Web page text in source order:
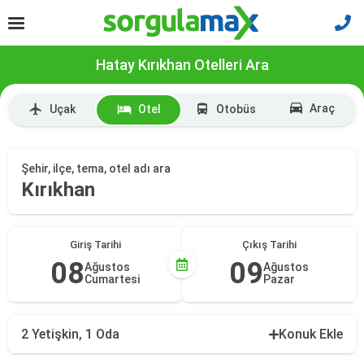
Hatay Kırıkhan Otelleri Ara
Uçak Otel Otobüs Araç
Şehir, ilçe, tema, otel adı ara
Kırıkhan
Giriş Tarihi
08Ağustos
Cumartesi
Çıkış Tarihi
09Ağustos
Pazar
2 Yetişkin, 1 Oda Konuk Ekle